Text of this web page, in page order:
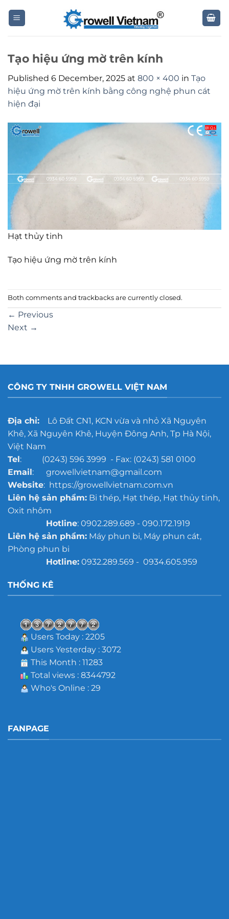
Tạo hiệu ứng mờ trên kính
Published 6 December, 2025 at 800 × 400 in Tạo
hiệu ứng mờ trên kính bằng công nghệ phun cát
hiện đại
Hạt thủy tinh
Tạo hiệu ứng mờ trên kính
Both comments and trackbacks are currently closed.
← Previous
Next →
CÔNG TY TNHH GROWELL VIỆT NAM
Địa chỉ:Lô Đất CN1, KCN vừa và nhỏ Xã Nguyên
Khê, Xã Nguyên Khê, Huyện Đông Anh, Tp Hà Nội,
Việt Nam
Tel: (0243) 596 3999 - Fax: (0243) 581 0100
Email: growellvietnam@gmail.com
Website: https://growellvietnam.com.vn
Liên hệ sản phẩm:Bi thép, Hạt thép, Hạt thủy tinh,
Oxit nhôm
Hotline: 0902.289.689 - 090.172.1919
Liên hệ sản phẩm:Máy phun bi, Máy phun cát,
Phòng phun bi
Hotline:0932.289.569 - 0934.605.959
THỐNG KÊ
Users Today : 2205
Users Yesterday : 3072
This Month : 11283
Total views : 8344792
Who's Online : 29
FANPAGE